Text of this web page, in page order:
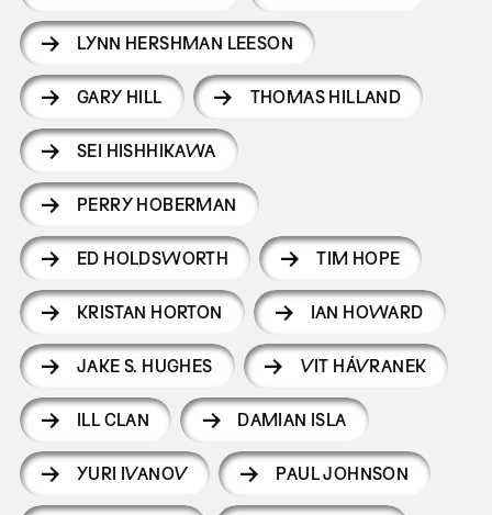
LYNN HERSHMAN LEESON
GARY HILL THOMAS HILLAND
SEI HISHHIKAWA
PERRY HOBERMAN
ED HOLDSWORTH TIM HOPE
KRISTAN HORTON IAN HOWARD
JAKE S. HUGHES VIT HÁVRANEK
ILL CLAN DAMIAN ISLA
YURI IVANOV PAUL JOHNSON